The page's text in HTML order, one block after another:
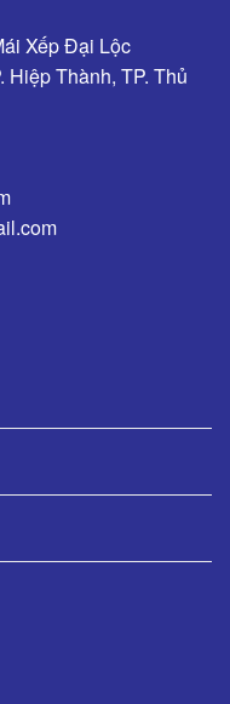
Xếp Đại Lộc
Thành, TP. Thủ